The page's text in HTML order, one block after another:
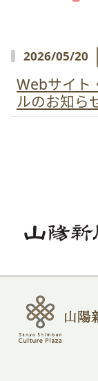
2026/05/20
Webサイト
ルのお知ら